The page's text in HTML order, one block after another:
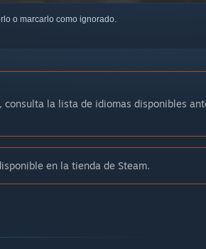
o marcarlo como ignorado.
la lista de idiomas disponibles
en la tienda de Steam.